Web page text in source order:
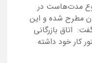
مدت‌هاست در
مطرح شده و این
اتاق بازرگانی
کار خود داشته